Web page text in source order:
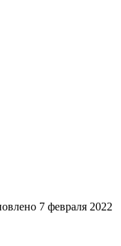
7 февраля 2022